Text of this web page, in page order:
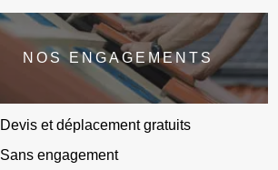
NOS ENGAGEMENTS
Devis et déplacement gratuits
Sans engagement